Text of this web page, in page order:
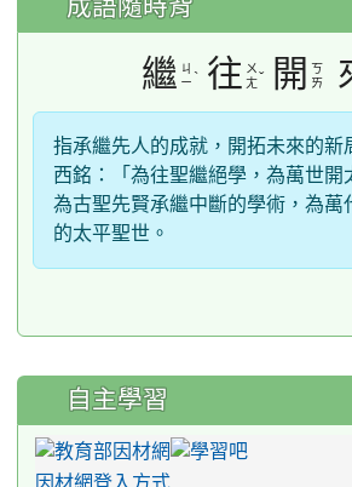
成語隨時背
繼 ㄐ
ㄧ ˋ 往 ㄨ
ㄤˇ 開 ㄎ
ㄞ
指承繼先人的成就，開拓未來的新
西銘：「為往聖繼絕學，為萬世開
為古聖先賢承繼中斷的學術，為萬
的太平聖世。
自主學習
因材網登入方式